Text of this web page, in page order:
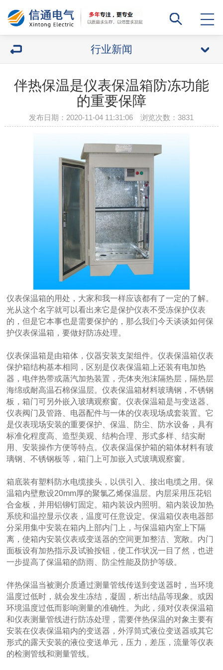
行业新闻
伴热保温是仪表保温箱防冻功能
的重要保障
发布日期：2020-11-04 11:31:06 浏览次数：3831
仪表保温箱的用处，大家和我一样应该都有了一定的了解。
光从这个名字就可以看出来它是保护仪表不受冻保护仪表
的，但是它本事也是需要保护的，那么我们今天谈谈如何保
护仪表保温箱，要做好防冻处理。
仪表保温箱是由箱体，仪器安装支架组件。仪表保温箱仪表
保护箱结构基本相同，区别是仪表保温箱上还装有电加热
器，电伴热带或蒸汽加热装置，壳体夹泡沫隔热层，隔热层
海绵或耐高温石棉保温层。仪表保温箱材料玻璃钢，不锈钢
板，箱门可另外嵌入玻璃观察窗。仪表保温箱是与变送器、
仪表阀门及管路、电器配件与一体的仪表现场成套装置。它
是仪表现场安装的重要保护、保温、防尘、防水设备，具有
标准化程度高、造型美观、结构合理、形式多样、结实耐
用、安装操作方便等特点。仪表保温保护箱的箱体材料有玻
璃钢、不锈钢板等，箱门上可加嵌入式玻璃观察窗。
箱底装有塑料防水电缆接头，以供引入、接出电缆之用。保
温箱内壁敷设20mm厚的聚氯乙烯保温层。内层采用压花铝
合金板，并用铝铆钉固定。箱内装设内照明。箱内装设加热
系统和温控显示仪表，温度可任意设定。保温箱仪表电器部
分采用集中安装在箱内上部内门上，与保温箱内室上下隔
离，使箱内安装仪表或变送器的空间更加整洁、宽敞。内门
面板设有加热指示及试验按钮，使工作状况一目了然，也进
一步提高了保温箱的防雨、防尘性能及防护等级。
伴热保温当被测介质通过测量管线传送到变送器时，当环境
温度过低时，就会发生冻结，凝固，析出结晶等现象。或因
环境温度过低而影响测量的准确性。为此，须对仪表保温箱
和仪表测量管线进行防冻处理，需要伴热保温的对象主要有
安装在仪表保温箱内的变送器，外浮筒式液位变送器或其它
形式的露天安装的液位变送单元，压力，差压，流量等仪表
的检测管线和测量管线。